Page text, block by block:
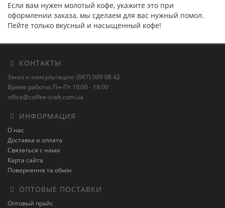
Если вам нужен молотый кофе, укажите это при
оформлении заказа, мы сделаем для вас нужный помол.
Пейте только вкусный и насыщенный кофе!
КОНТАКТЫ
Заказ и консультации: (067) 009 08 42
Время работы: Пн-Пт 10:00 - 18:00
office@coffee-craft.com.ua
ИНФОРМАЦИЯ
О нас
Доставка и оплата
Связаться с нами
Карта сайта
Повернення та обмін
ОПТОВЫЕ ПОСТАВКИ
Оптовый прайс